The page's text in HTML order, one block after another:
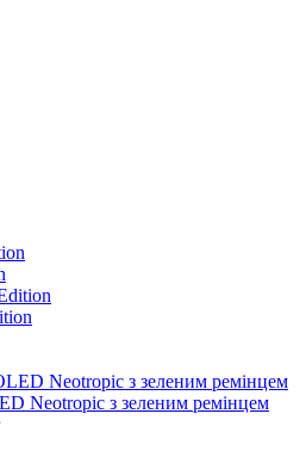
Neotropic з зеленим ремінцем